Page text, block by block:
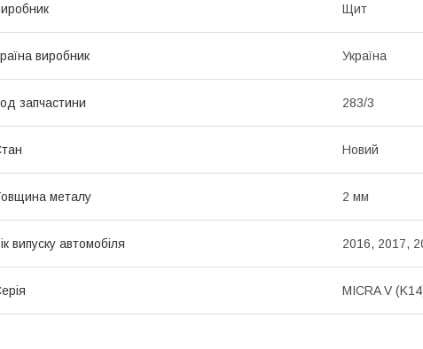
Щит
виробник Україна
запчастини 283/3
Новий
металу 2 мм
випуску автомобіля 2016, 2017,
MICRA V